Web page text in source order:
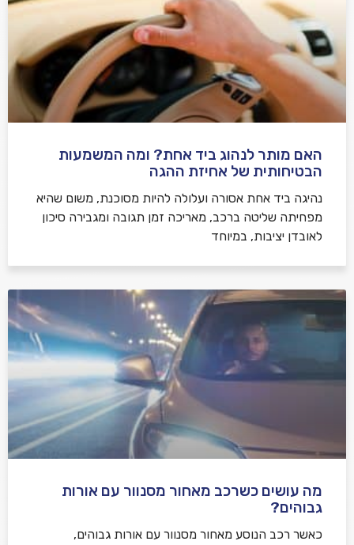
האם מותר לנהוג ביד אחת? ומה המשמעות
הבטיחותית של אחיזת ההגה
נהיגה ביד אחת אסורה ועלולה להיות מסוכנת, משום שהיא
מפחיתה שליטה ברכב, מאריכה זמן תגובה ומגבירה סיכון
לאובדן יציבות, במיוחד
מה עושים כשרכב מאחור מסנוור עם אורות
גבוהים?
כאשר רכב הנוסע מאחור מסנוור עם אורות גבוהים,